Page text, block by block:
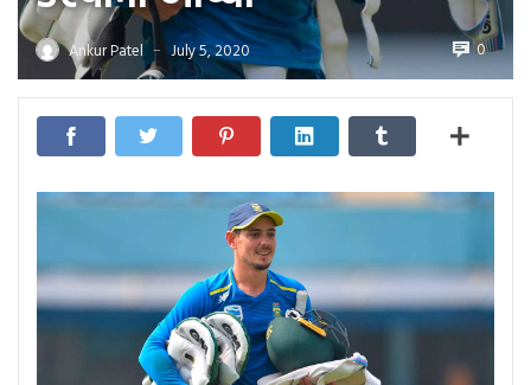
Ankur Patel — July 5, 2020 0